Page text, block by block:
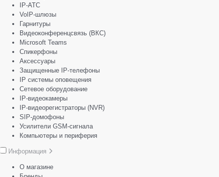
IP-АТС
VoIP-шлюзы
Гарнитуры
Видеоконференцсвязь (ВКС)
Microsoft Teams
Спикерфоны
Аксессуары
Защищенные IP-телефоны
IP системы оповещения
Сетевое оборудование
IP-видеокамеры
IP-видеорегистраторы (NVR)
SIP-домофоны
Усилители GSM-сигнала
Компьютеры и периферия
Информация
О магазине